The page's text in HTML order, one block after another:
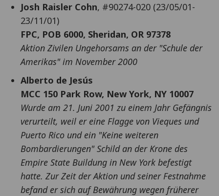
Josh Raisler Cohn, #90274-020 (23/05/01-
23/11/01)
FPC, POB 6000, Sheridan, OR 97378
Aktion Zivilen Ungehorsams an der "Schule der
Amerikas" im November 2000
Alberto de Jesús
MCC 150 Park Row, New York, NY 10007
Wurde am 21. Juni 2001 zu einem Jahr Gefängnis
verurteilt, weil er eine Flagge von Vieques und
Puerto Rico und ein "Keine weiteren
Bombardierungen" Schild an der Krone des
Empire State Buildung in New York befestigt
hatte. Zur Zeit der Aktion und seiner Festnahme
befand er sich auf Bewährung wegen früherer